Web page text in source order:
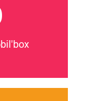
facilitateurs
par le jeu.